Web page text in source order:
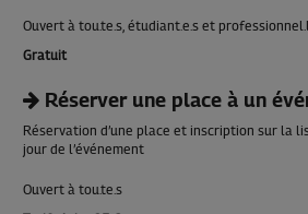
Ouvert à tou.te.s, étudiant.e.s et
Gratuit
Réserver une place à un
Réservation d’une place et inscription sur la
jour de l’événement
Ouvert à tou.te.s